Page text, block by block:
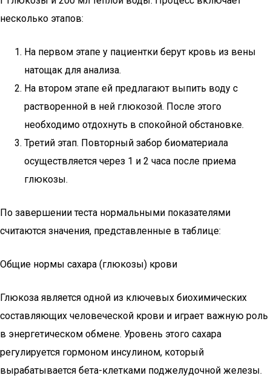
несколько этапов:
На первом этапе у пациентки берут кровь из вены
натощак для анализа.
На втором этапе ей предлагают выпить воду с
растворенной в ней глюкозой. После этого
необходимо отдохнуть в спокойной обстановке.
Третий этап. Повторный забор биоматериала
осуществляется через 1 и 2 часа после приема
глюкозы.
По завершении теста нормальными показателями
считаются значения, представленные в таблице:
Общие нормы сахара (глюкозы) крови
Глюкоза является одной из ключевых биохимических
составляющих человеческой крови и играет важную роль
в энергетическом обмене. Уровень этого сахара
регулируется гормоном инсулином, который
вырабатывается бета-клетками поджелудочной железы.